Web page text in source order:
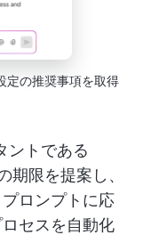
定の推奨事項を取得
ントである
期限を提案し、
ロンプトに応
セスを自動化